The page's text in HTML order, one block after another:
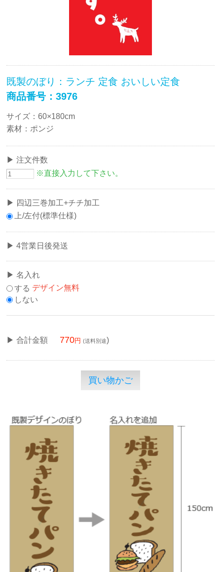
既製のぼり：ランチ 定食 おいしい定食
商品番号：3976
サイズ：60×180cm
素材：ポンジ
注文件数
※直接入力して下さい。
四辺三巻加工+チチ加工
上/左付(標準仕様)
4営業日後発送
名入れ
する デザイン無料
しない
合計金額 770 (送料別途)